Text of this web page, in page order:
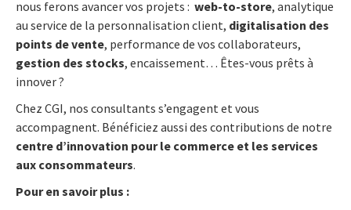
nous ferons avancer vos projets : web-to-store, analytique
au service de la personnalisation client, digitalisation des
points de vente, performance de vos collaborateurs,
gestion des stocks, encaissement… Êtes-vous prêts à
innover ?
Chez CGI, nos consultants s’engagent et vous
accompagnent. Bénéficiez aussi des contributions de notre
centre d’innovation pour le commerce et les services
aux consommateurs.
Pour en savoir plus :